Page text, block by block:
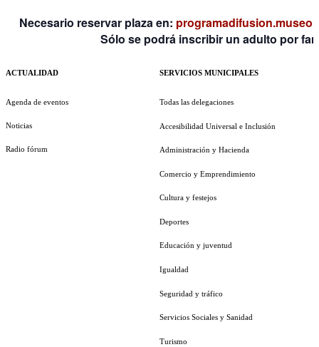
Necesario reservar plaza en:
Sólo se podrá inscribir un adulto por
ACTUALIDAD
Agenda de eventos
Noticias
Radio fórum
SERVICIOS MUNICIPALES
Todas las delegaciones
Accesibilidad Universal e Inclusión
Administración y Hacienda
Comercio y Emprendimiento
Cultura y festejos
Deportes
Educación y juventud
Igualdad
Seguridad y tráfico
Servicios Sociales y Sanidad
Turismo